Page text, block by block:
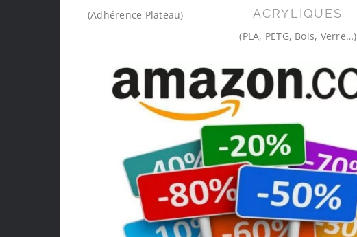
(Adhérence Plateau)
ACRYLIQUES
(PLA, PETG, Bois, Verre…)